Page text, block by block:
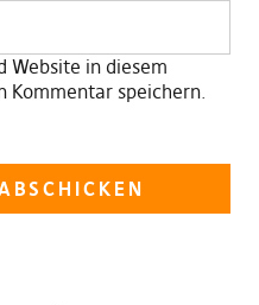
Website in diesem
Kommentar speichern.